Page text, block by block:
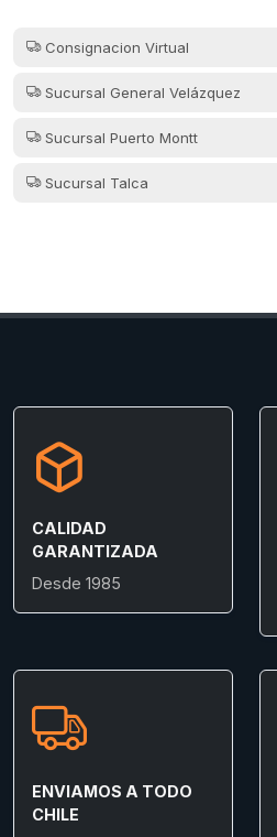
Consignacion Virtual
Sucursal General Velázquez
Sucursal Puerto Montt
Sucursal Talca
CALIDAD
GARANTIZADA
Desde 1985
ENVIAMOS A TODO
CHILE